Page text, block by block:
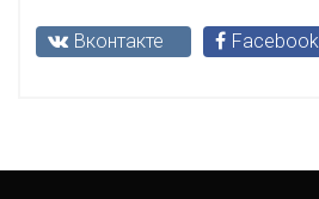
Вконтакте Facebook